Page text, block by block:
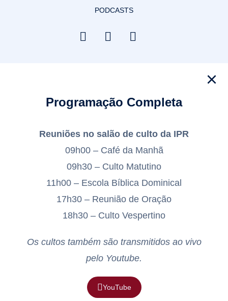
PODCASTS
Programação Completa
Reuniões no salão de culto da IPR
09h00 – Café da Manhã
09h30 – Culto Matutino
11h00 – Escola Bíblica Dominical
17h30 – Reunião de Oração
18h30 – Culto Vespertino
Os cultos também são transmitidos ao vivo
pelo Youtube.
YouTube